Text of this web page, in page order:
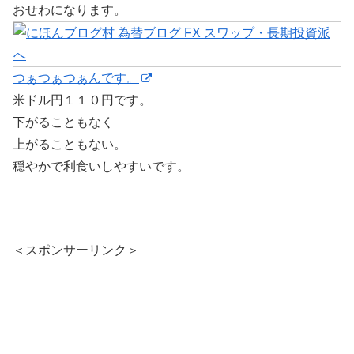
おせわになります。
つぁつぁつぁんです。
米ドル円１１０円です。
下がることもなく
上がることもない。
穏やかで利食いしやすいです。
＜スポンサーリンク＞